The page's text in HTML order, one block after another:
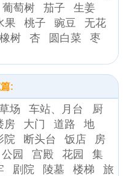
葡萄树 茄子
生姜
果 桃子 豌豆
无花
橡树 杏 圆白菜
枣
:
场 车站、月台
厨
房 大门 道路
地
院 断头台 饭店
房
公园 宫殿 花园
集
剧院 陵墓 楼梯
旅